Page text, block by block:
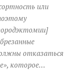
или
отказаться
которое…